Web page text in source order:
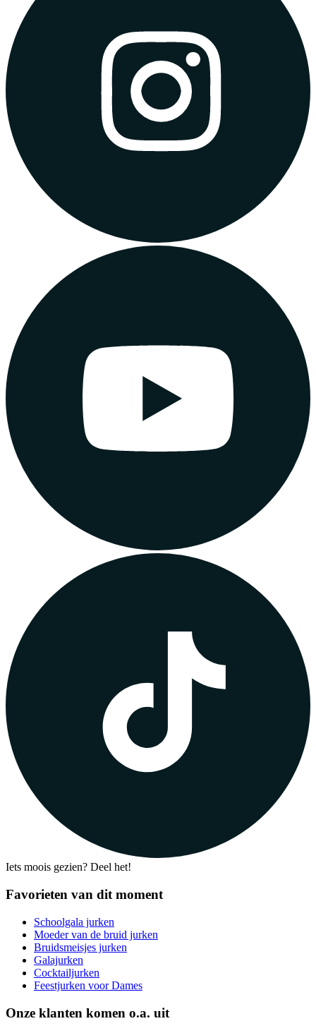
Iets moois gezien? Deel het!
Favorieten van dit moment
Schoolgala jurken
Moeder van de bruid jurken
Bruidsmeisjes jurken
Galajurken
Cocktailjurken
Feestjurken voor Dames
Onze klanten komen o.a. uit